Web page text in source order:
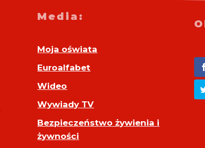
Media:
Moja oświata
Euroalfabet
Wideo
Wywiady TV
Bezpieczeństwo żywienia i
żywności